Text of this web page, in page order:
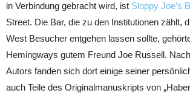
in Verbindung gebracht wird, ist Sloppy Joe’s
Street. Die Bar, die zu den Institutionen zählt,
West Besucher entgehen lassen sollte,
Hemingways gutem Freund Joe Russell.
Autors fanden sich dort einige seiner
auch Teile des Originalmanuskripts von